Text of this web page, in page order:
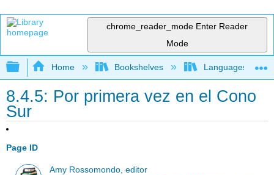
chrome_reader_mode Enter Reader
Mode
Expand/collapse global hierarchy
Home Bookshelves Languages
8.4.5: Por primera vez en el Cono
Sur
Page ID
Amy Rossomondo, editor